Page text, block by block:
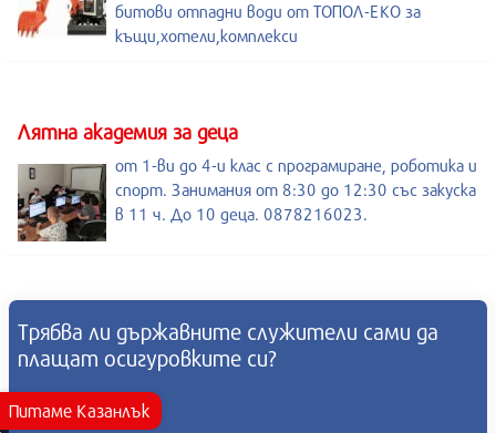
битови отпадни води от ТОПОЛ-ЕКО за
къщи,хотели,комплекси
Лятна академия за деца
от 1-ви до 4-и клас с програмиране, роботика и
спорт. Занимания от 8:30 до 12:30 със закуска
в 11 ч. До 10 деца. 0878216023.
Питаме Казанлък
Трябва ли държавните служители сами да
плащат осигуровките си?